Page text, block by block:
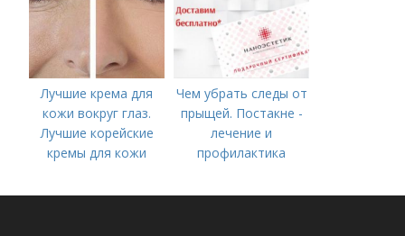
Лучшие крема для
кожи вокруг глаз.
Лучшие корейские
кремы для кожи
году
Чем убрать следы от
прыщей. Постакне -
лечение и
профилактика